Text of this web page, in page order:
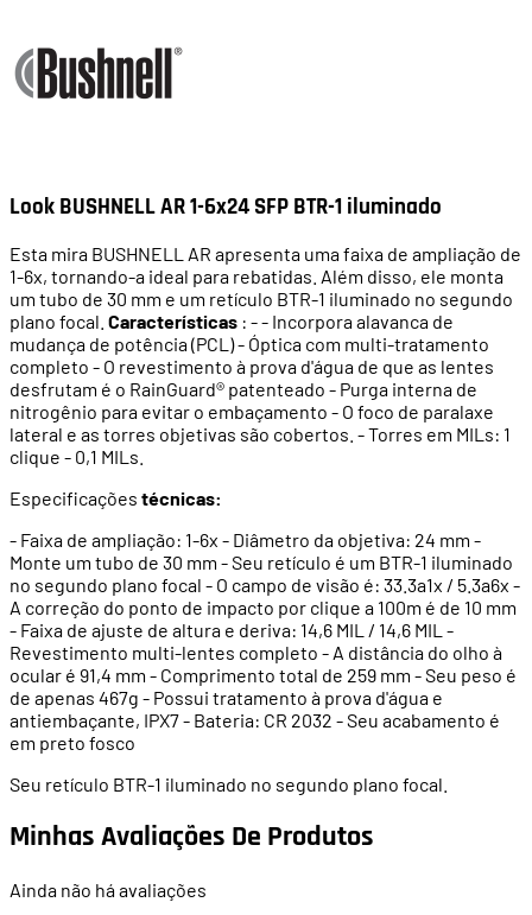
Look BUSHNELL AR 1-6x24 SFP BTR-1 iluminado
Esta mira BUSHNELL AR apresenta uma faixa de ampliação de
1-6x, tornando-a ideal para rebatidas. Além disso, ele monta
um tubo de 30 mm e um retículo BTR-1 iluminado no segundo
plano focal. Características : - - Incorpora alavanca de
mudança de potência (PCL) - Óptica com multi-tratamento
completo - O revestimento à prova d'água de que as lentes
desfrutam é o RainGuard® patenteado - Purga interna de
nitrogênio para evitar o embaçamento - O foco de paralaxe
lateral e as torres objetivas são cobertos. - Torres em MILs: 1
clique - 0,1 MILs.
Especificações técnicas:
- Faixa de ampliação: 1-6x - Diâmetro da objetiva: 24 mm -
Monte um tubo de 30 mm - Seu retículo é um BTR-1 iluminado
no segundo plano focal - O campo de visão é: 33.3a1x / 5.3a6x -
A correção do ponto de impacto por clique a 100m é de 10 mm
- Faixa de ajuste de altura e deriva: 14,6 MIL / 14,6 MIL -
Revestimento multi-lentes completo - A distância do olho à
ocular é 91,4 mm - Comprimento total de 259 mm - Seu peso é
de apenas 467g - Possui tratamento à prova d'água e
antiembaçante, IPX7 - Bateria: CR 2032 - Seu acabamento é
em preto fosco
Seu retículo BTR-1 iluminado no segundo plano focal.
Minhas Avaliações De Produtos
Ainda não há avaliações